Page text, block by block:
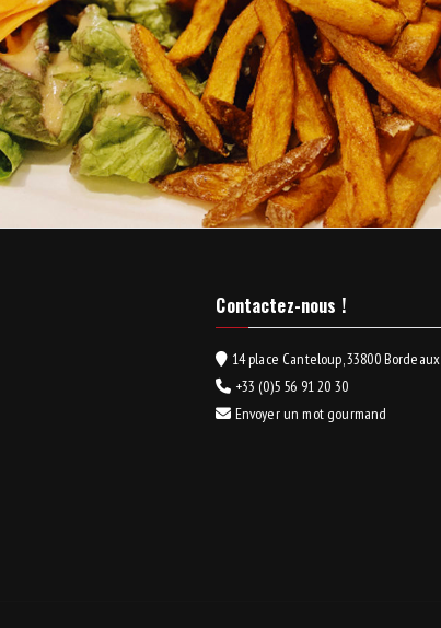
Contactez-nous !
14 place Canteloup, 33800 Bordeaux
+33 (0)5 56 91 20 30
Envoyer un mot gourmand